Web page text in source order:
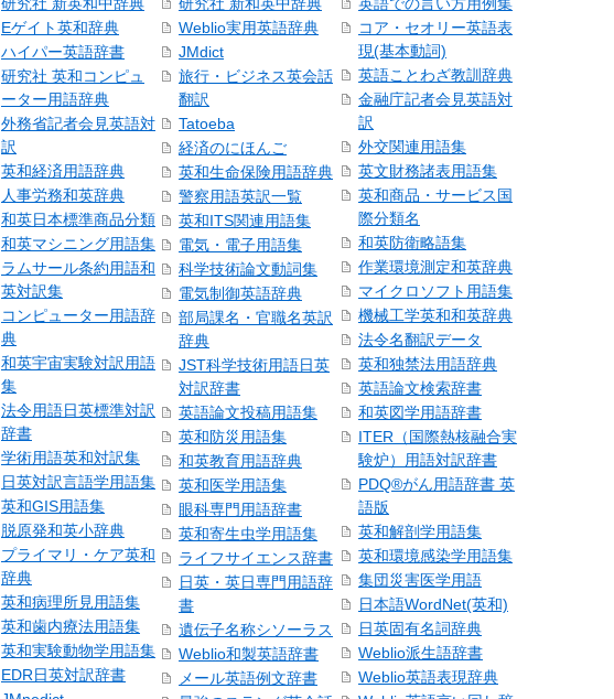
Eゲイト英和辞典
ハイパー英語辞書
研究社 英和コンピュ
ーター用語辞典
外務省記者会見英語対
訳
英和経済用語辞典
人事労務和英辞典
和英日本標準商品分類
和英マシニング用語集
ラムサール条約用語和
英対訳集
コンピューター用語辞
典
和英宇宙実験対訳用語
集
法令用語日英標準対訳
辞書
学術用語英和対訳集
日英対訳言語学用語集
英和GIS用語集
脱原発和英小辞典
プライマリ・ケア英和
辞典
英和病理所見用語集
英和歯内療法用語集
英和実験動物学用語集
EDR日英対訳辞書
Weblio実用英語辞典
JMdict
旅行・ビジネス英会話
翻訳
Tatoeba
経済のにほんご
英和生命保険用語辞典
警察用語英訳一覧
英和ITS関連用語集
電気・電子用語集
科学技術論文動詞集
電気制御英語辞典
部局課名・官職名英訳
辞典
JST科学技術用語日英
対訳辞書
英語論文投稿用語集
英和防災用語集
和英教育用語辞典
英和医学用語集
眼科専門用語辞書
英和寄生虫学用語集
ライフサイエンス辞書
日英・英日専門用語辞
書
遺伝子名称シソーラス
Weblio和製英語辞書
メール英語例文辞書
コア・セオリー英語表
現(基本動詞)
英語ことわざ教訓辞典
金融庁記者会見英語対
訳
外交関連用語集
英文財務諸表用語集
英和商品・サービス国
際分類名
和英防衛略語集
作業環境測定和英辞典
マイクロソフト用語集
機械工学英和和英辞典
法令名翻訳データ
英和独禁法用語辞典
英語論文検索辞書
和英図学用語辞書
ITER（国際熱核融合実
験炉）用語対訳辞書
PDQ®がん用語辞書 英
語版
英和解剖学用語集
英和環境感染学用語集
集団災害医学用語
日本語WordNet(英和)
日英固有名詞辞典
Weblio派生語辞書
Weblio英語表現辞典